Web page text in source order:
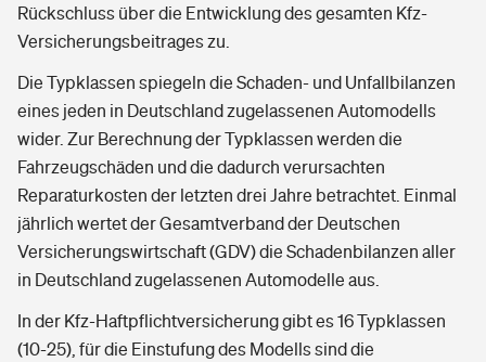
Rückschluss über die Entwicklung des gesamten Kfz-
Versicherungsbeitrages zu.
Die Typklassen spiegeln die Schaden- und Unfallbilanzen
eines jeden in Deutschland zugelassenen Automodells
wider. Zur Berechnung der Typklassen werden die
Fahrzeugschäden und die dadurch verursachten
Reparaturkosten der letzten drei Jahre betrachtet. Einmal
jährlich wertet der Gesamtverband der Deutschen
Versicherungswirtschaft (GDV) die Schadenbilanzen aller
in Deutschland zugelassenen Automodelle aus.
In der Kfz-Haftpflichtversicherung gibt es 16 Typklassen
(10-25), für die Einstufung des Modells sind die